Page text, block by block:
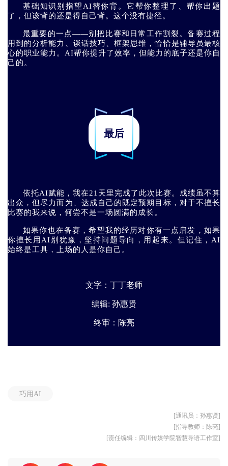
基础知识别指望AI替你背。它帮你整理了、帮你出题
了，但该背的还是得自己背。这个没有捷径。
最重要的一点——别把比赛和日常工作割裂。备赛过程
用到的分析能力、谈话技巧、框架思维，恰恰是辅导员最核
心的职业能力。AI帮你提升了效率，但能力的底子还是你自
己的。
最后
依托AI赋能，我在21天里完成了此次比赛。成绩虽不算
出众，但尽力而为、达成自己的既定预期目标，对于不擅长
比赛的我来说，何尝不是一场圆满的成长。
如果你也在备赛，希望我的经历对你有一点启发，如果
你擅长用AI别犹豫，坚持问题导向，用起来。但记住，AI
始终是工具，上场的人是你自己。
文字：丁丁老师
编辑: 孙惠贤
终审：陈亮
巧用AI
[通讯员：孙惠贤]
[指导教师：陈亮]
[责任编辑：四川传媒学院智慧导语工作室]